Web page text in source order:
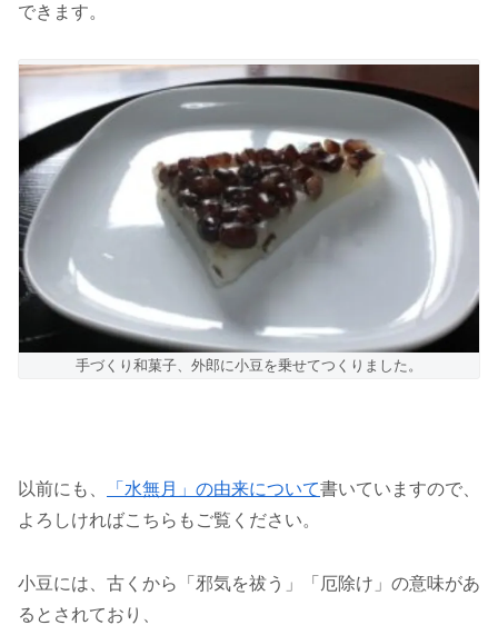
できます。
手づくり和菓子、外郎に小豆を乗せてつくりました。
以前にも、 「水無月」の由来について書いていますので、
よろしければこちらもご覧ください。
小豆には、古くから「邪気を祓う」「厄除け」の意味があ
るとされており、